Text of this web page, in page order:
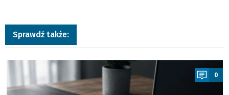
Sprawdź także:
a
0